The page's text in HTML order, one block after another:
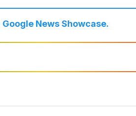
Google News Showcase.